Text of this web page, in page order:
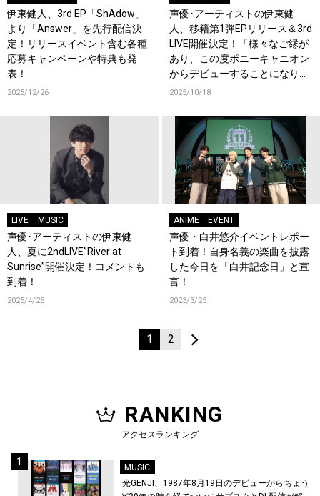
伊東健人、3rd EP「ShAdow」
より「Answer」を先行配信決
定！リリースイベント含む各種
応募キャンペーンや特典も発
表！
2025/12/26
声優･アーティストの伊東健
人、移籍第1弾EPリリース＆3rd
LIVE開催決定！「様々なご縁が
あり、この度ポニーキャニオン
からデビューすることになりま
した。」コメントも到着！
2025/10/18
LIVE MUSIC
声優･アーティストの伊東健
人、夏に2ndLIVE”River at
Sunrise”開催決定！コメントも
到着！
2025/4/25
ANIME EVENT
声優・白井悠介イベントレポー
ト到着！自身名義の楽曲を披露
した今日を「白井記念日」と宣
言！
2023/3/25
1 2
RANKING
アクセスランキング
MUSIC
光GENJI、1987年8月19日のデビューからちょう